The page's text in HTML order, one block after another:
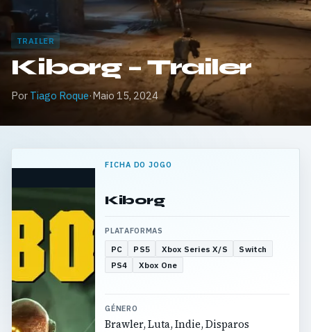
TRAILER
Kiborg – Trailer
Por Tiago Roque·Maio 15, 2024
FICHA DO JOGO
Kiborg
PLATAFORMAS
PC PS5 Xbox Series X/S
Switch
PS4
Xbox One
GÉNERO
Brawler, Luta, Indie, Disparos